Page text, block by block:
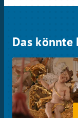
Das könnte